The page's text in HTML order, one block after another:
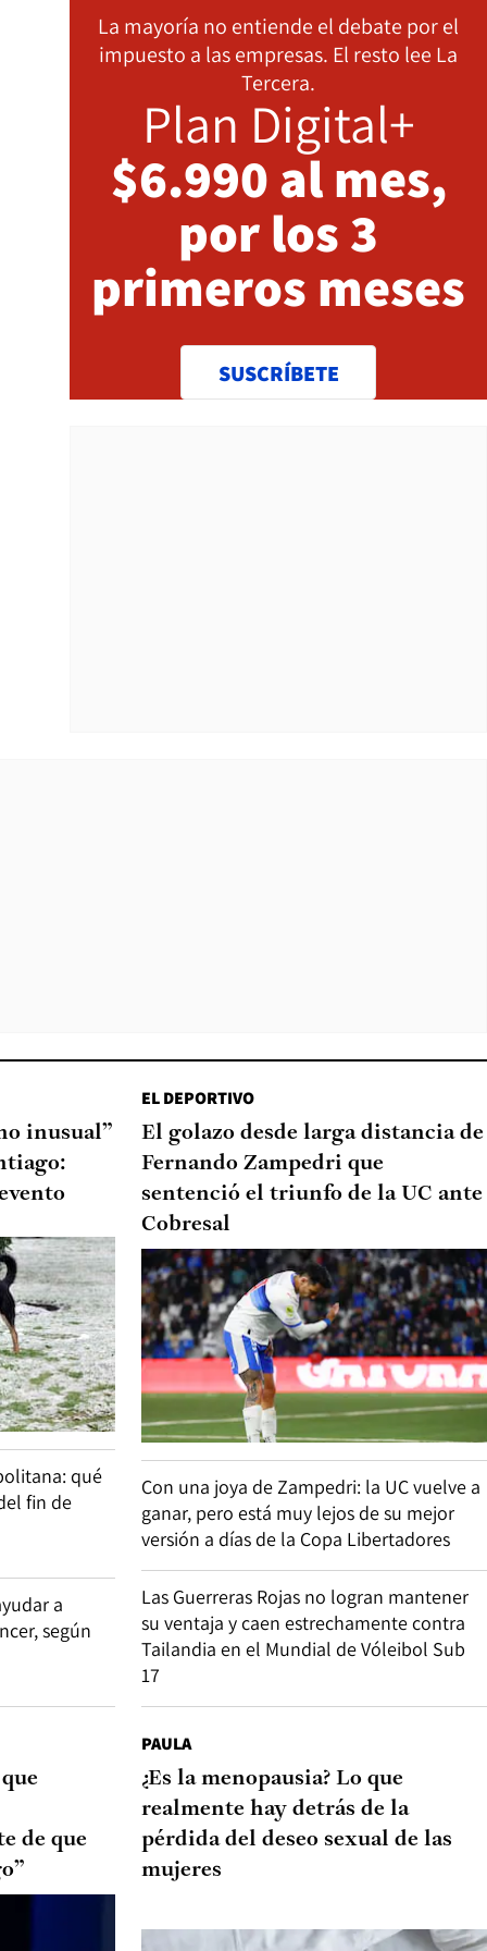
La mayoría no entiende el debate por el
impuesto a las empresas. El resto lee La
Tercera.
Plan Digital+
$6.990 al mes,
por los 3
primeros meses
SUSCRÍBETE
inusual”
qué
fin de
a
según
EL DEPORTIVO
El golazo desde larga distancia de
Fernando Zampedri que
sentenció el triunfo de la UC ante
Cobresal
Con una joya de Zampedri: la UC vuelve a
ganar, pero está muy lejos de su mejor
versión a días de la Copa Libertadores
Las Guerreras Rojas no logran mantener
su ventaja y caen estrechamente contra
Tailandia en el Mundial de Vóleibol Sub
17
de que
PAULA
¿Es la menopausia? Lo que
realmente hay detrás de la
pérdida del deseo sexual de las
mujeres